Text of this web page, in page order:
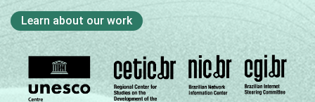
Learn about our work